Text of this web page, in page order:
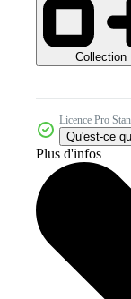
Collection
Licence Pro
Qu'est-ce
Plus d'infos